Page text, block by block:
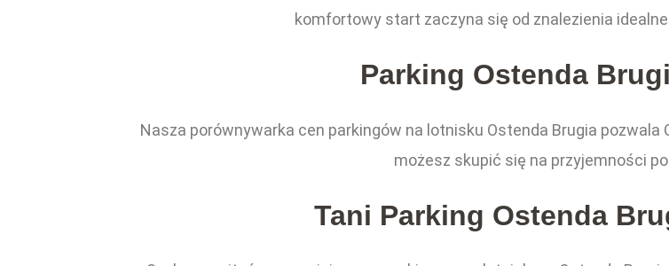
komfortowy start zaczyna się od znalezienia
Parking Ostenda
Nasza porównywarka cen parkingów na lotnisku Ostenda Brugia pozwala
możesz skupić się na przyjemności
Tani Parking Ostenda